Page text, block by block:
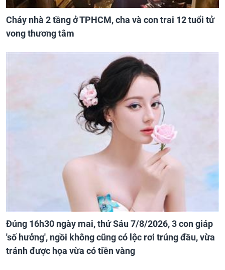
Cháy nhà 2 tầng ở TPHCM, cha và con trai 12 tuổi tử
vong thương tâm
Đúng 16h30 ngày mai, thứ Sáu 7/8/2026, 3 con giáp
'số hưởng', ngồi không cũng có lộc rơi trúng đầu, vừa
tránh được họa vừa có tiền vàng